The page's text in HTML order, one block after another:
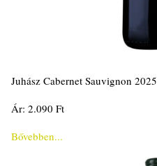
Juhász Cabernet Sauvignon 2025
Ár: 2.090 Ft
Bővebben...